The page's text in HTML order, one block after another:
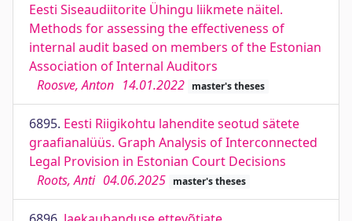
Eesti Siseaudiitorite Ühingu liikmete näitel.
Methods for assessing the effectiveness of
internal audit based on members of the Estonian
Association of Internal Auditors
Roosve, Anton 14.01.2022 master's theses
6895. Eesti Riigikohtu lahendite seotud sätete
graafianalüüs. Graph Analysis of Interconnected
Legal Provision in Estonian Court Decisions
Roots, Anti 04.06.2025 master's theses